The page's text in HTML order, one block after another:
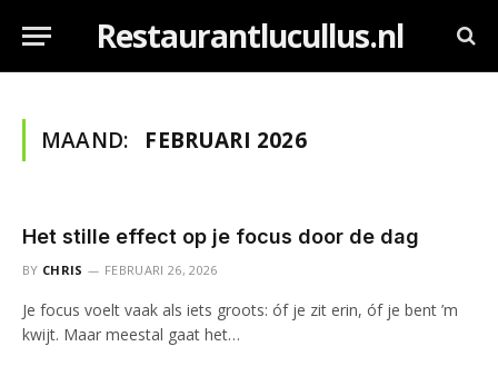
Restaurantlucullus.nl
MAAND: FEBRUARI 2026
Het stille effect op je focus door de dag
BY CHRIS FEBRUARI 26, 2026
Je focus voelt vaak als iets groots: óf je zit erin, óf je bent ’m
kwijt. Maar meestal gaat het…